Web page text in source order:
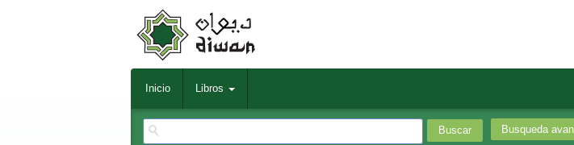
Inicio Libros
Busqueda